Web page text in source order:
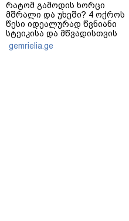
რატომ გამოდის ხორცი
მშრალი და უხეში? 4 ოქროს
წესი იდეალურად წვნიანი
სტეიკისა და მწვადისთვის
gemrielia.ge